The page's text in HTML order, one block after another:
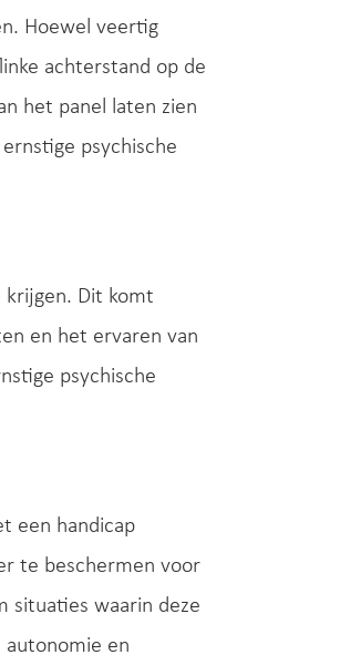
Hoewel veertig
achterstand op de
het panel laten zien
psychische
krijgen. Dit komt
en het ervaren van
psychische
een handicap
te beschermen voor
situaties waarin deze
autonomie en